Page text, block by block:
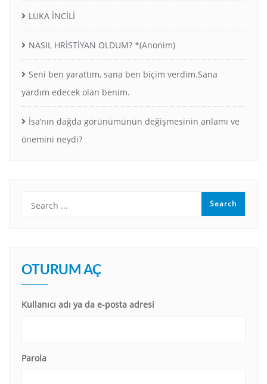
LUKA İNCİLİ
NASIL HRİSTİYAN OLDUM? *(Anonim)
Seni ben yarattım, sana ben biçim verdim.Sana
yardım edecek olan benim.
İsa’nın dağda görünümünün değişmesinin anlamı ve
önemini neydi?
OTURUM AÇ
Kullanıcı adı ya da e-posta adresi
Parola